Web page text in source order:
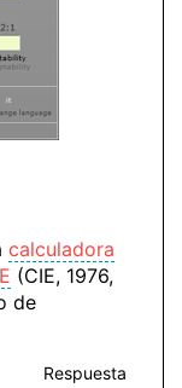
calculadora
(CIE, 1976,
de
Respuesta